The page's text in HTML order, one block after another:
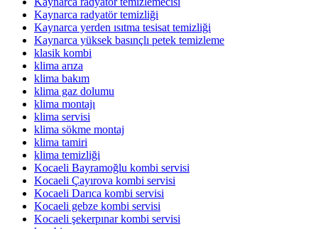
Kaynarca radyatör temizliği
Kaynarca yerden ısıtma tesisat temizliği
Kaynarca yüksek basınçlı petek temizleme
klasik kombi
klima arıza
klima bakım
klima gaz dolumu
klima montajı
klima servisi
klima sökme montaj
klima tamiri
klima temizliği
Kocaeli Bayramoğlu kombi servisi
Kocaeli Çayırova kombi servisi
Kocaeli Darıca kombi servisi
Kocaeli gebze kombi servisi
Kocaeli şekerpınar kombi servisi